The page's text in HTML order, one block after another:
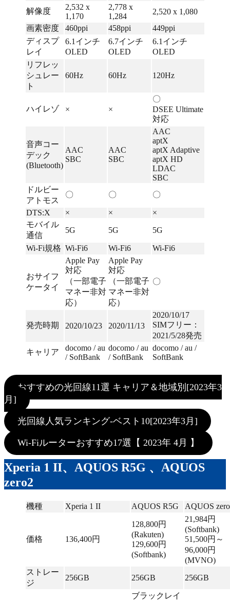
解像度
2,532 x
1,170
2,778 x
1,284
2,520 x 1,080
画素密度
460ppi 458ppi
449ppi
ディスプ
レイ
6.1インチ
OLED
6.7インチ
OLED
6.1インチ
OLED
リフレッ
シュレー
ト
60Hz 60Hz 120Hz
ハイレゾ × ×
〇
DSEE Ultimate
対応
音声コー
デック
(Bluetooth)
AAC
SBC
AAC
SBC
AAC
aptX
aptX Adaptive
aptX HD
LDAC
SBC
ドルビー
アトモス
〇 〇 〇
DTS:X × ×
×
モバイル
通信
5G 5G 5G
Wi-Fi規格 Wi-Fi6 Wi-Fi6 Wi-Fi6
おサイフ
ケータイ
Apple Pay
対応
（一部電子
マネー非対
応）
Apple Pay
対応
（一部電子
マネー非対
応）
〇
発売時期 2020/10/23 2020/11/13
2020/10/17
SIMフリー：
2021/5/28発売
キャリア
docomo / au
/ SoftBank
docomo / au
/ SoftBank
docomo / au /
SoftBank
おすすめの光回線11選 キャリア＆地域別[2023年3
月]
光回線人気ランキング-ベスト10[2023年3月]
Wi-Fiルーターおすすめ17選【 2023年 4月 】
Xperia 1 II、AQUOS R5G 、AQUOS
zero2
機種 Xperia 1 II AQUOS R5G AQUOS
価格 136,400円
128,800円
(Rakuten)
129,600円
(Softbank)
21,984円
(Softbank)
51,500円～
96,000円
(MVNO)
ストレー
ジ
256GB 256GB 256GB
ブラックレイ